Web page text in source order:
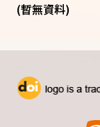
(暫無資料)